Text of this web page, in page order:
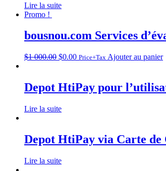
Lire la suite
Promo !
bousnou.com Services
$1 000.00 $0.00 Price+Tax Ajouter au panier
Depot HtiPay pour
Lire la suite
Depot HtiPay via Carte
Lire la suite